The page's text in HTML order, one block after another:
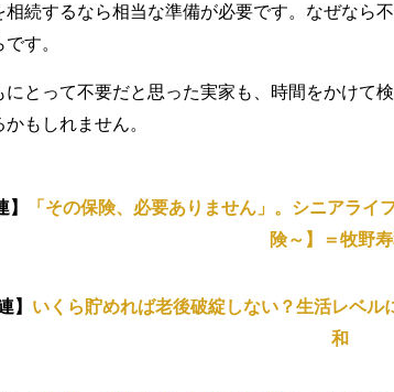
相続するなら相当な準備が必要です。なぜなら
す。
にとって不要だと思った実家も、時間をかけて
かもしれません。
】
「その保険、必要ありません」。シニアラ
険～】＝牧野
】 いくら貯めれば老後破綻しない？生活レベ
和